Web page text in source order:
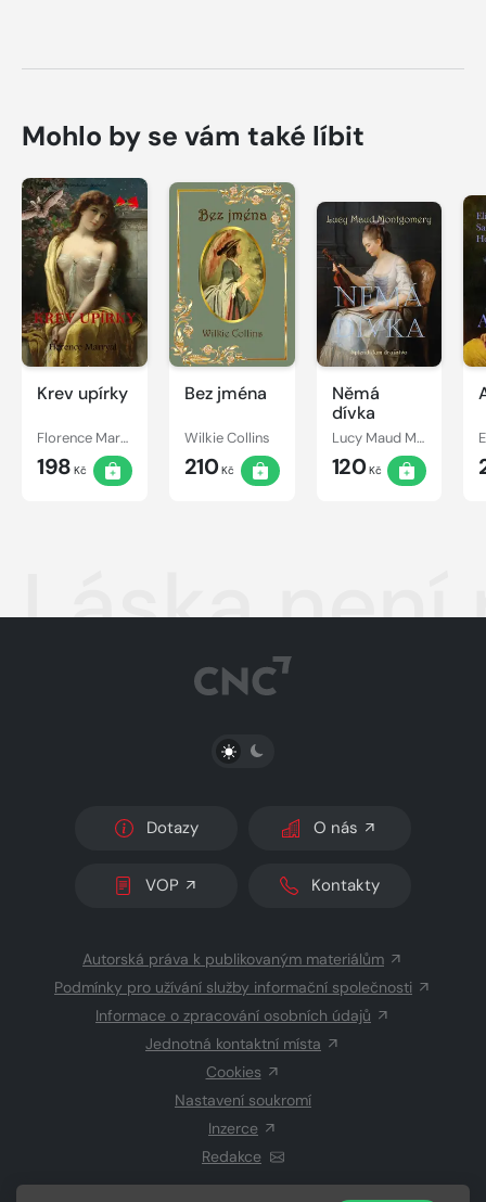
Mohlo by se vám také líbit
Krev upírky
Florence Marryat
198 Kč
Bez jména
Wilkie Collins
210Kč
Němá
dívka
Lucy Maud Montgomery
120Kč
Láska není
PŘEPNOUT SVĚTLÝ/TMAVÝ REŽIM
Dotazy O nás
VOP Kontakty
Autorská práva k publikovaným materiálům
Podmínky pro užívání služby informační společnosti
Informace o zpracování osobních údajů
Jednotná kontaktní místa
Cookies
Nastavení soukromí
Inzerce
Redakce